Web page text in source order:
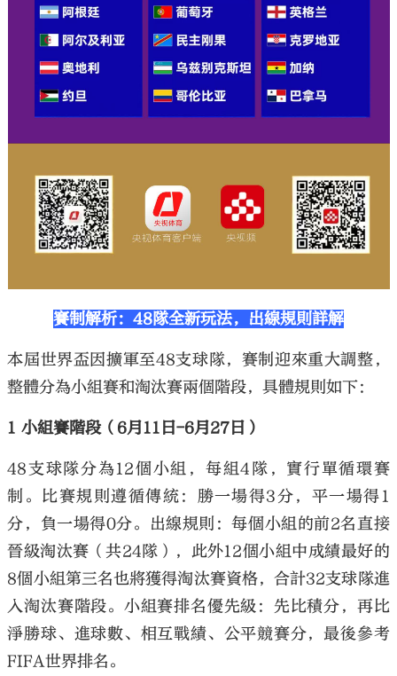
賽制解析：48隊全新玩法，出線規則詳解
本屆世界盃因擴軍至48支球隊，賽制迎來重大調整，
整體分為小組賽和淘汰賽兩個階段，具體規則如下：
1 小組賽階段（6月11日-6月27日）
48支球隊分為12個小組，每組4隊，實行單循環賽
制。比賽規則遵循傳統：勝一場得3分，平一場得1
分，負一場得0分。出線規則：每個小組的前2名直接
晉級淘汰賽（共24隊），此外12個小組中成績最好的
8個小組第三名也將獲得淘汰賽資格，合計32支球隊進
入淘汰賽階段。小組賽排名優先級：先比積分，再比
淨勝球、進球數、相互戰績、公平競賽分，最後參考
FIFA世界排名。